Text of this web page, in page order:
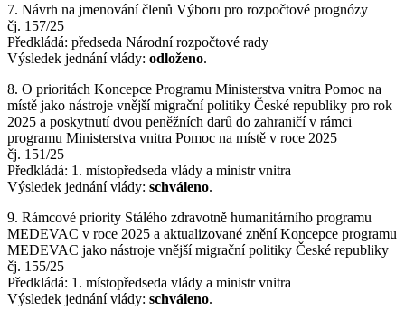
7. Návrh na jmenování členů Výboru pro rozpočtové prognózy
čj. 157/25
Předkládá: předseda Národní rozpočtové rady
Výsledek jednání vlády: odloženo.
8. O prioritách Koncepce Programu Ministerstva vnitra Pomoc na
místě jako nástroje vnější migrační politiky České republiky pro rok
2025 a poskytnutí dvou peněžních darů do zahraničí v rámci
programu Ministerstva vnitra Pomoc na místě v roce 2025
čj. 151/25
Předkládá: 1. místopředseda vlády a ministr vnitra
Výsledek jednání vlády: schváleno.
9. Rámcové priority Stálého zdravotně humanitárního programu
MEDEVAC v roce 2025 a aktualizované znění Koncepce programu
MEDEVAC jako nástroje vnější migrační politiky České republiky
čj. 155/25
Předkládá: 1. místopředseda vlády a ministr vnitra
Výsledek jednání vlády: schváleno.